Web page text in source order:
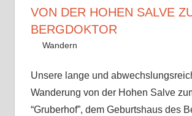
VON DER HOHEN SALVE
BERGDOKTOR
17. Juni 2023
Andy
Wandern
Unsere lange und
Wanderung von der Hohen Salve
“Gruberhof”, dem Geburtshaus des